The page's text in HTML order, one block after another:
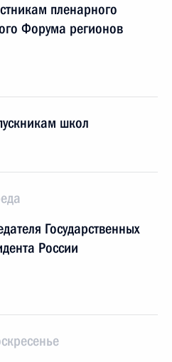
пленарного
Форума регионов
школ
Государственных
России